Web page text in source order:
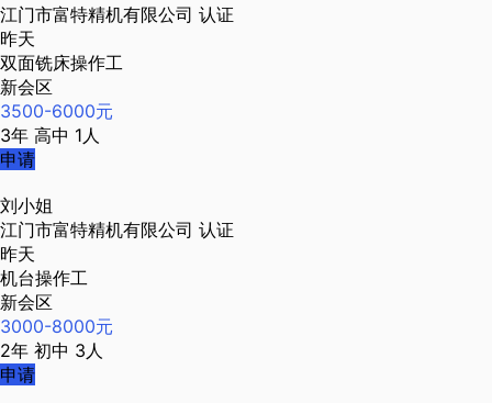
江门市富特精机有限公司 认证
昨天
双面铣床操作工
新会区
3500-6000元
3年 高中 1人
申请
刘小姐
江门市富特精机有限公司 认证
昨天
机台操作工
新会区
3000-8000元
2年 初中 3人
申请